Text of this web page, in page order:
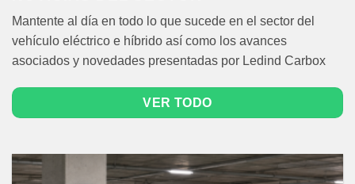
Mantente al día en todo lo que sucede en el sector del
vehículo eléctrico e híbrido así como los avances
asociados y novedades presentadas por Ledind Carbox
VER TODO